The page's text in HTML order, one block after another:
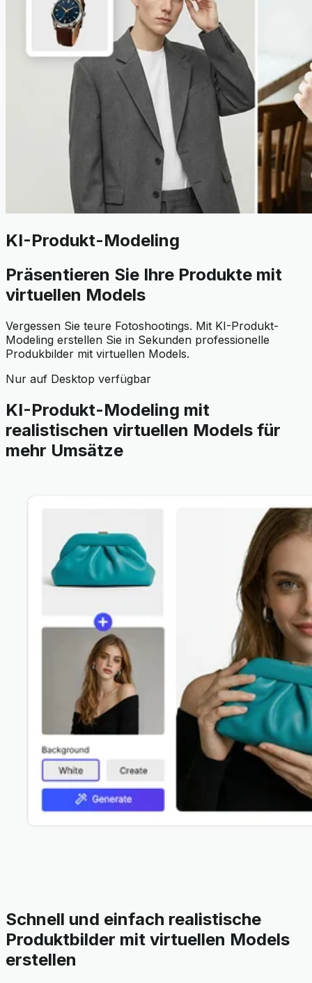
KI-Produkt-Modeling
Präsentieren Sie Ihre Produkte mit
virtuellen Models
Vergessen Sie teure Fotoshootings. Mit KI-Produkt-
Modeling erstellen Sie in Sekunden professionelle
Produkbilder mit virtuellen Models.
Nur auf Desktop verfügbar
KI-Produkt-Modeling mit
realistischen virtuellen Models für
mehr Umsätze
Schnell und einfach realistische
Produktbilder mit virtuellen Models
erstellen